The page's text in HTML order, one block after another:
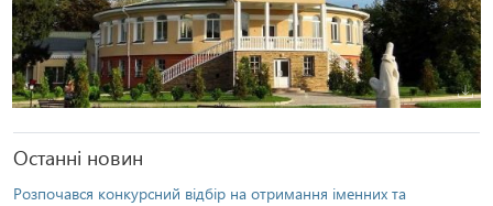
Останні новин
Розпочався конкурсний відбір на отримання іменних та